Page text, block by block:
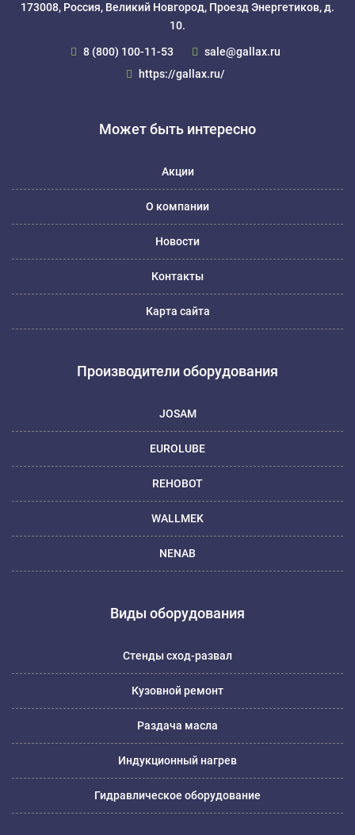
173008, Россия, Великий Новгород, Проезд Энергетиков, д.
10.
8 (800) 100-11-53
sale@gallax.ru
https://gallax.ru/
Может быть интересно
Акции
О компании
Новости
Контакты
Карта сайта
Производители оборудования
JOSAM
EUROLUBE
REHOBOT
WALLMEK
NENAB
Виды оборудования
Стенды сход-развал
Кузовной ремонт
Раздача масла
Индукционный нагрев
Гидравлическое оборудование